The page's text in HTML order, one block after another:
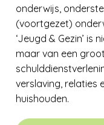
onderwijs,
(voortgezet)
‘Jeugd & Gezin’ is
maar van een
verslaving, relaties
huishouden.